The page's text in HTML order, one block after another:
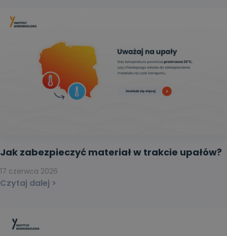
Jak zabezpieczyć materiał w trakcie upałów?
Czytaj dalej >
17 czerwca 2026